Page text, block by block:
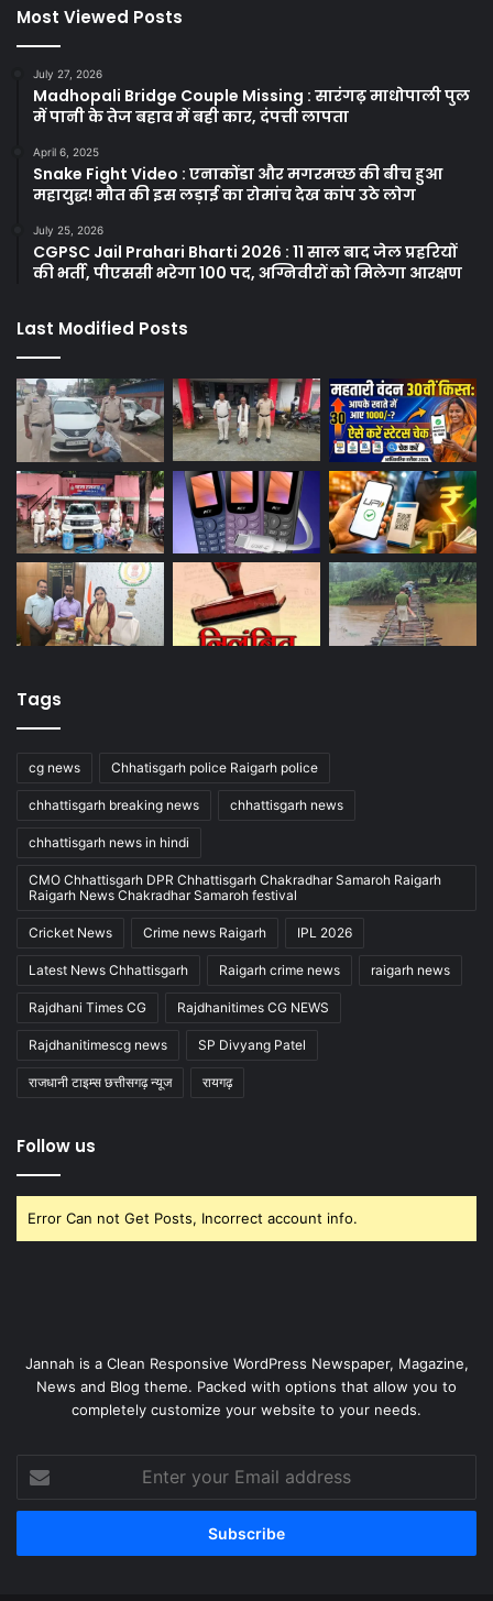
Most Viewed Posts
July 27, 2026
Madhopali Bridge Couple Missing : सारंगढ़ माधोपाली पुल
में पानी के तेज बहाव में बही कार, दंपत्ती लापता
April 6, 2025
Snake Fight Video : एनाकोंडा और मगरमच्छ की बीच हुआ
महायुद्ध! मौत की इस लड़ाई का रोमांच देख कांप उठे लोग
July 25, 2026
CGPSC Jail Prahari Bharti 2026 : 11 साल बाद जेल प्रहरियों
की भर्ती, पीएससी भरेगा 100 पद, अग्निवीरों को मिलेगा आरक्षण
Last Modified Posts
Tags
cg news Chhatisgarh police Raigarh police
chhattisgarh breaking news chhattisgarh news
chhattisgarh news in hindi
CMO Chhattisgarh DPR Chhattisgarh Chakradhar Samaroh Raigarh
Raigarh News Chakradhar Samaroh festival
Cricket News Crime news Raigarh IPL 2026
Latest News Chhattisgarh Raigarh crime news raigarh news
Rajdhani Times CG Rajdhanitimes CG NEWS
Rajdhanitimescg news SP Divyang Patel
राजधानी टाइम्स छत्तीसगढ़ न्यूज रायगढ़
Follow us
Error Can not Get Posts, Incorrect account info.
Jannah is a Clean Responsive WordPress Newspaper, Magazine,
News and Blog theme. Packed with options that allow you to
completely customize your website to your needs.
your
Email